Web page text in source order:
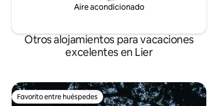
Aire acondicionado
Otros alojamientos para vacaciones
excelentes en Lier
Favorito entre huéspedes
Favorito entre huéspedes